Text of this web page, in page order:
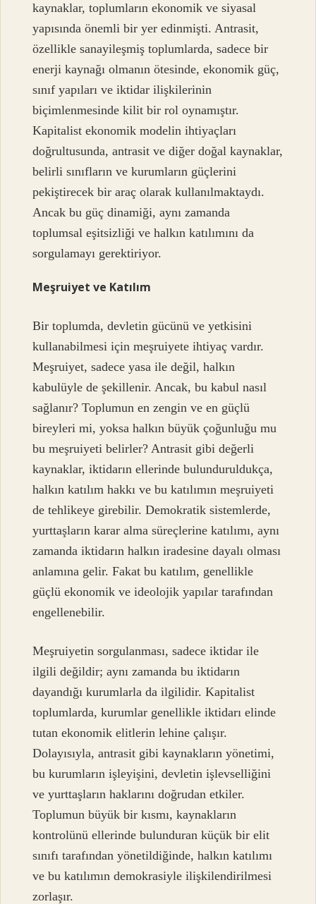
kaynaklar, toplumların ekonomik ve siyasal
yapısında önemli bir yer edinmişti. Antrasit,
özellikle sanayileşmiş toplumlarda, sadece bir
enerji kaynağı olmanın ötesinde, ekonomik güç,
sınıf yapıları ve iktidar ilişkilerinin
biçimlenmesinde kilit bir rol oynamıştır.
Kapitalist ekonomik modelin ihtiyaçları
doğrultusunda, antrasit ve diğer doğal kaynaklar,
belirli sınıfların ve kurumların güçlerini
pekiştirecek bir araç olarak kullanılmaktaydı.
Ancak bu güç dinamiği, aynı zamanda
toplumsal eşitsizliği ve halkın katılımını da
sorgulamayı gerektiriyor.
Meşruiyet ve Katılım
Bir toplumda, devletin gücünü ve yetkisini
kullanabilmesi için meşruiyete ihtiyaç vardır.
Meşruiyet, sadece yasa ile değil, halkın
kabulüyle de şekillenir. Ancak, bu kabul nasıl
sağlanır? Toplumun en zengin ve en güçlü
bireyleri mi, yoksa halkın büyük çoğunluğu mu
bu meşruiyeti belirler? Antrasit gibi değerli
kaynaklar, iktidarın ellerinde bulunduruldukça,
halkın katılım hakkı ve bu katılımın meşruiyeti
de tehlikeye girebilir. Demokratik sistemlerde,
yurttaşların karar alma süreçlerine katılımı, aynı
zamanda iktidarın halkın iradesine dayalı olması
anlamına gelir. Fakat bu katılım, genellikle
güçlü ekonomik ve ideolojik yapılar tarafından
engellenebilir.
Meşruiyetin sorgulanması, sadece iktidar ile
ilgili değildir; aynı zamanda bu iktidarın
dayandığı kurumlarla da ilgilidir. Kapitalist
toplumlarda, kurumlar genellikle iktidarı elinde
tutan ekonomik elitlerin lehine çalışır.
Dolayısıyla, antrasit gibi kaynakların yönetimi,
bu kurumların işleyişini, devletin işlevselliğini
ve yurttaşların haklarını doğrudan etkiler.
Toplumun büyük bir kısmı, kaynakların
kontrolünü ellerinde bulunduran küçük bir elit
sınıfı tarafından yönetildiğinde, halkın katılımı
ve bu katılımın demokrasiyle ilişkilendirilmesi
zorlaşır.